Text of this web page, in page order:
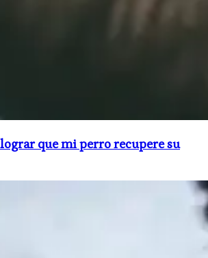
lograr que mi perro recupere su